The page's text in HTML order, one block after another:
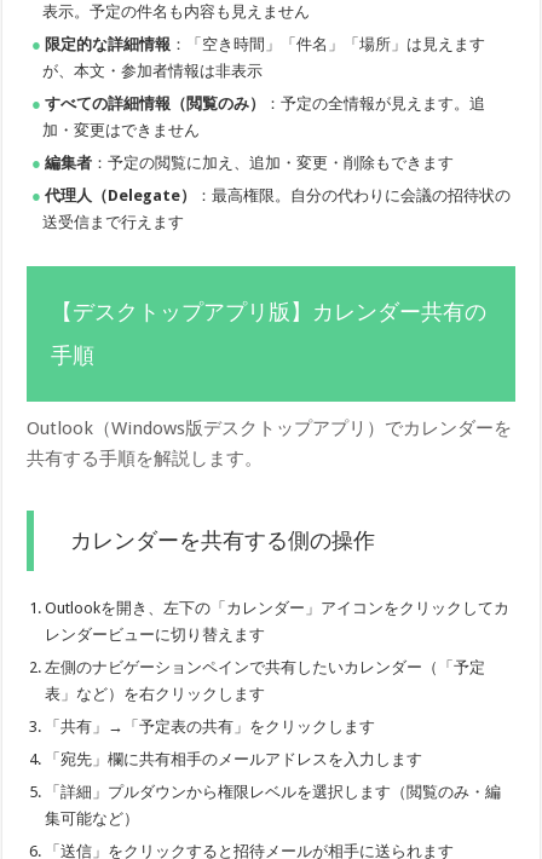
表示。予定の件名も内容も見えません
限定的な詳細情報 ：「空き時間」「件名」「場所」は見えます
が、本文・参加者情報は非表示
すべての詳細情報（閲覧のみ）
：予定の全情報が見えます。追
加・変更はできません
編集者 ：予定の閲覧に加え、追加・変更・削除もできます
代理人（Delegate）
：最高権限。自分の代わりに会議の招待状の
送受信まで行えます
【デスクトップアプリ版】カレンダー共有の
手順
Outlook（Windows版デスクトップアプリ）でカレンダーを
共有する手順を解説します。
カレンダーを共有する側の操作
Outlookを開き、左下の「カレンダー」アイコンをクリックしてカ
レンダービューに切り替えます
左側のナビゲーションペインで共有したいカレンダー（「予定
表」など）を右クリックします
「共有」→「予定表の共有」をクリックします
「宛先」欄に共有相手のメールアドレスを入力します
「詳細」プルダウンから権限レベルを選択します（閲覧のみ・編
集可能など）
「送信」をクリックすると招待メールが相手に送られます